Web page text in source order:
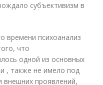
субъективизм в
времени психоанализ
что
одной из основных
, также не имело под
внешних проявлений,